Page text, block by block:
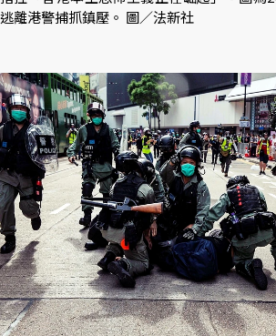
逃離港警捕抓鎮壓。 圖／法新社